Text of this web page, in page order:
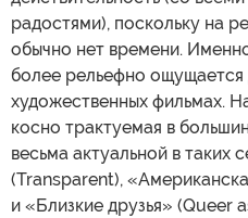
радостями), поскольку на
обычно нет времени.
более рельефно ощущается
художественных фильмах.
косно трактуемая в
весьма актуальной в таких
(Transparent),
и «Близкие друзья» (Queer